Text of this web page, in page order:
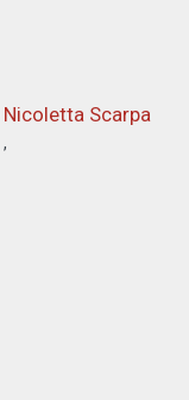
Nicoletta Scarpa